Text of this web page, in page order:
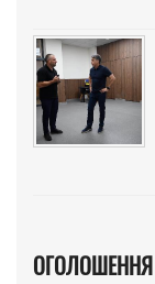
ОГОЛОШЕННЯ